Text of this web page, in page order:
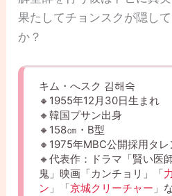
果たしてチョンスクが隠し
か？
キム・へスク 김해숙
🔸1955年12月30日生まれ
🔸韓国プサン出身
🔸158㎝・B型
🔸1975年MBC公開採用タ
🔸代表作：ドラマ「賢い医
鬼」映画「カンチョリ」「
ン 」「京城クリーチャー 」